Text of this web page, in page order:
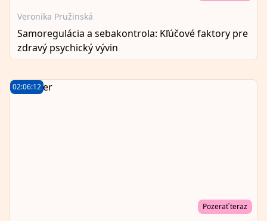
Veronika Pružinská
Samoregulácia a sebakontrola: Kľúčové faktory pre
zdravý psychický vývin
02:06:12
Pozerať teraz